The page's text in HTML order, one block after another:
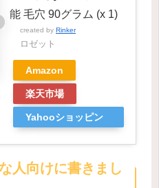
能 毛穴 90グラム (x 1)
created by Rinker
ロゼット
Amazon
楽天市場
Yahooショッピン
人向けに書きまし